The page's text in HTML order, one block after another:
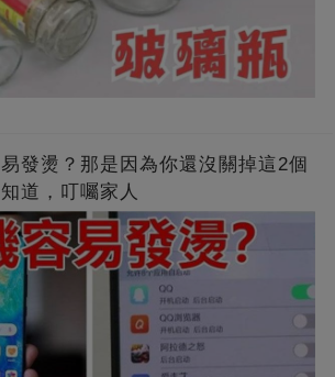
發燙？那是因為你還沒關掉這2個
道，叮囑家人